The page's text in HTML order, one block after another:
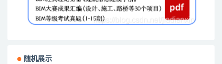
随机展示